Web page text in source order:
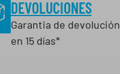
DEVOLUCIONES
Garantia de devolución
en 15 días*